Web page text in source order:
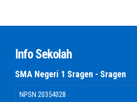
Info Sekolah
SMA Negeri 1 Sragen - Sragen
NPSN 20354028